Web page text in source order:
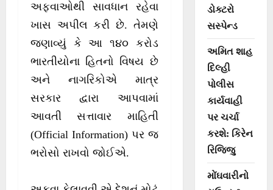
અફવાઓથી સાવધાન રહેવા
ખાસ અપીલ કરી છે. તેમણે
જણાવ્યું કે આ ૧૪૦ કરોડ
ભારતીયોના હિતનો વિષય છે
અને નાગરિકોએ માત્ર
સરકાર દ્વારા આપવામાં
આવતી સત્તાવાર માહિતી
(Official Information) પર જ
ભરોસો રાખવો જોઈએ.
ડોક્ટરો
સસ્પેન્ડ
અમિત શાહ
દિલ્હી
પોલીસ
કાર્યવાહી
પર ચર્ચા
કરશે: કિરેન
રિજિજુ
મોંઘવારીનો